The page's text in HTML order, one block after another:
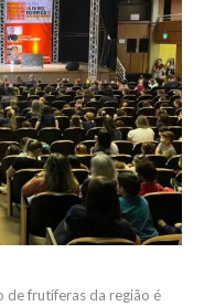
de frutíferas da região é